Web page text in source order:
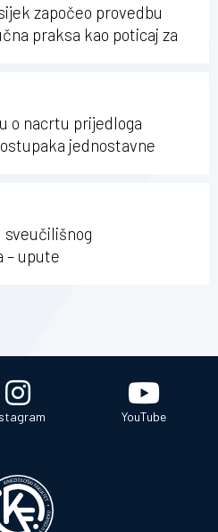
započeo provedbu
praksa kao poticaj za
o nacrtu prijedloga
jednostavne
sveučilišnog
– upute
YouTube